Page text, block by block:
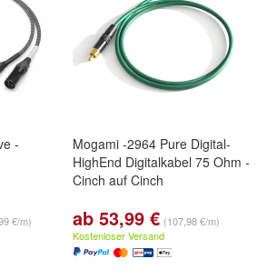
-
€/m)
Mogami -2964 Pure Digital-
HighEnd Digitalkabel 75 Ohm -
Cinch auf Cinch
ab 53,99 € (107,98 €/m)
Kostenloser Versand